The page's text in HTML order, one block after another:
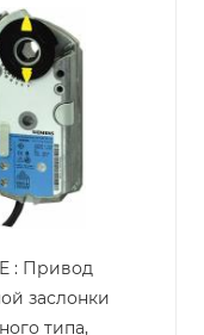
: Привод
заслонки
типа,